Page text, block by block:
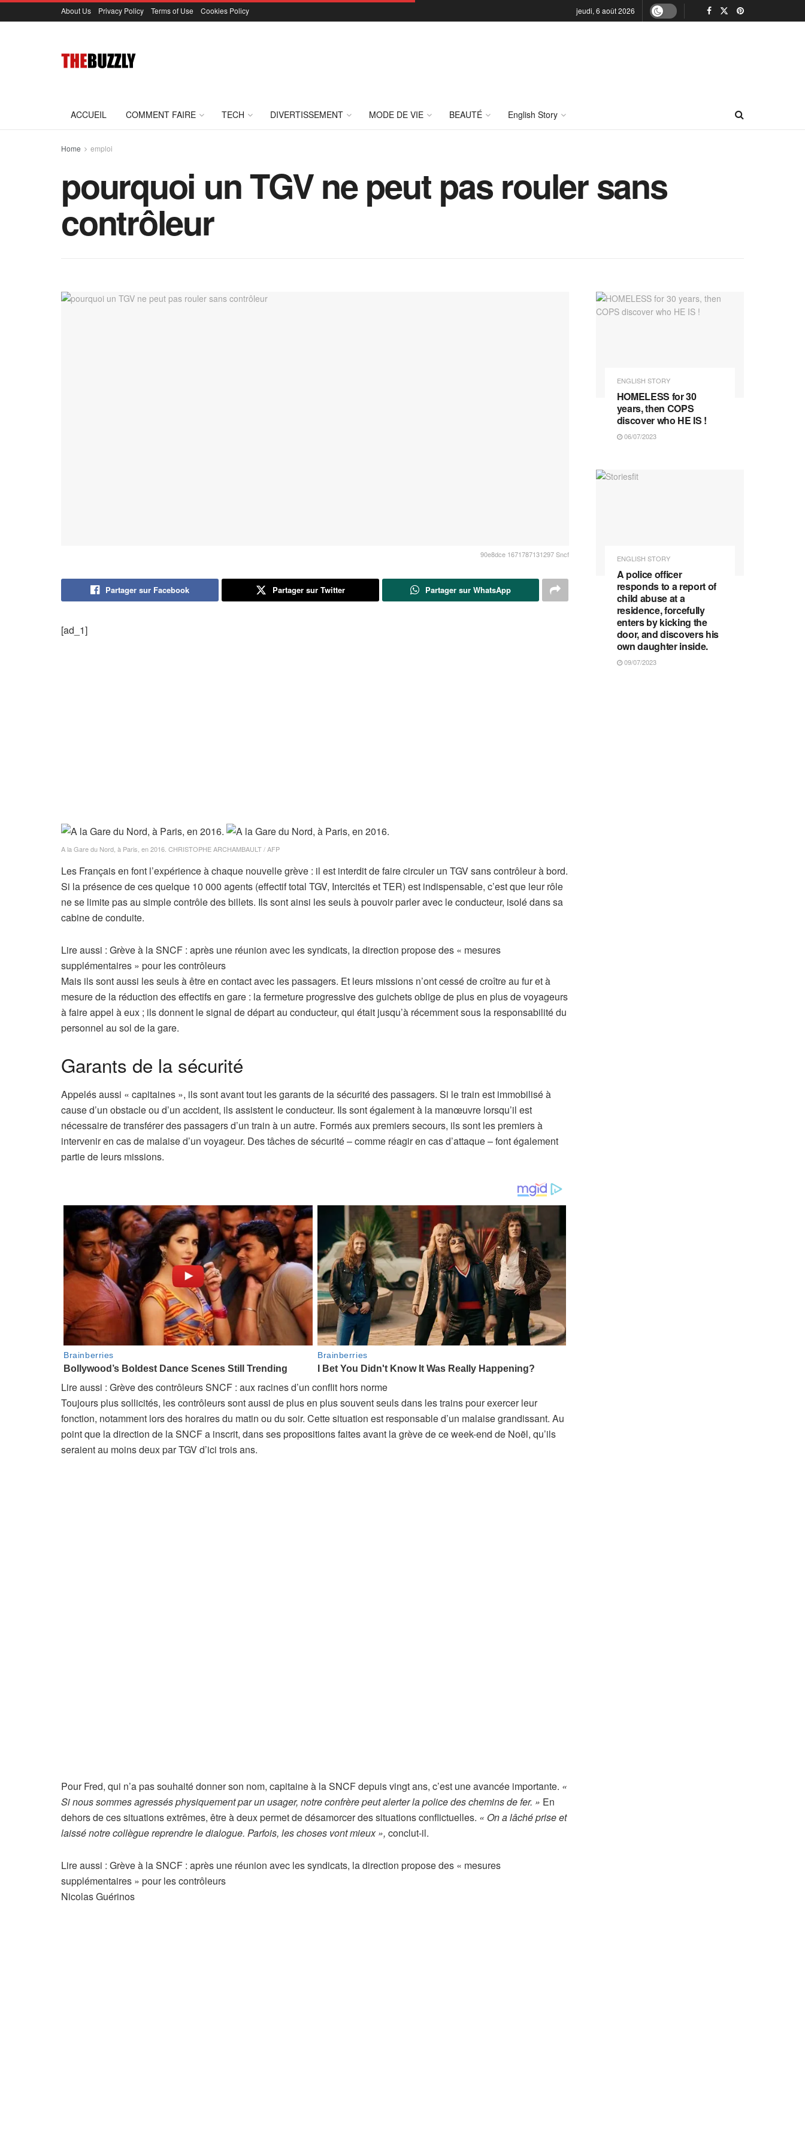
About Us Privacy Policy Terms of Use Cookies Policy jeudi, 6 août 2026
ACCUEIL COMMENT FAIRE TECH DIVERTISSEMENT MODE DE VIE BEAUTÉ English Story
Home emploi
pourquoi un TGV ne peut pas rouler sans
contrôleur
90e8dce 1671787131297 Sncf
Partager sur Facebook Partager sur Twitter Partager sur WhatsApp
[ad_1]
A la Gare du Nord, à Paris, en 2016. CHRISTOPHE ARCHAMBAULT / AFP
Les Français en font l’expérience à chaque nouvelle grève : il est interdit de faire circuler un TGV sans contrôleur à bord.
Si la présence de ces quelque 10 000 agents (effectif total TGV, Intercités et TER) est indispensable, c’est que leur rôle
ne se limite pas au simple contrôle des billets. Ils sont ainsi les seuls à pouvoir parler avec le conducteur, isolé dans sa
cabine de conduite.
Lire aussi : Grève à la SNCF : après une réunion avec les syndicats, la direction propose des « mesures
supplémentaires » pour les contrôleurs
Mais ils sont aussi les seuls à être en contact avec les passagers. Et leurs missions n’ont cessé de croître au fur et à
mesure de la réduction des effectifs en gare : la fermeture progressive des guichets oblige de plus en plus de voyageurs
à faire appel à eux ; ils donnent le signal de départ au conducteur, qui était jusqu’à récemment sous la responsabilité du
personnel au sol de la gare.
Garants de la sécurité
Appelés aussi « capitaines », ils sont avant tout les garants de la sécurité des passagers. Si le train est immobilisé à
cause d’un obstacle ou d’un accident, ils assistent le conducteur. Ils sont également à la manœuvre lorsqu’il est
nécessaire de transférer des passagers d’un train à un autre. Formés aux premiers secours, ils sont les premiers à
intervenir en cas de malaise d’un voyageur. Des tâches de sécurité – comme réagir en cas d’attaque – font également
partie de leurs missions.
Lire aussi : A
r
t
i
c
Grève des contrôleurs SNCF : aux racines d’un conflit hors norme
Toujours plus sollicités, les contrôleurs sont aussi de plus en plus souvent seuls dans les trains pour exercer leur
fonction, notamment lors des horaires du matin ou du soir. Cette situation est responsable d’un malaise grandissant. Au
point que la direction de la SNCF a inscrit, dans ses propositions faites avant la grève de ce week-end de Noël, qu’ils
seraient au moins deux par TGV d’ici trois ans.
Pour Fred, qui n’a pas souhaité donner son nom, capitaine à la SNCF depuis vingt ans, c’est une avancée importante. «
Si nous sommes agressés physiquement par un usager, notre confrère peut alerter la police des chemins de fer. » En
dehors de ces situations extrêmes, être à deux permet de désamorcer des situations conflictuelles. « On a lâché prise et
laissé notre collègue reprendre le dialogue. Parfois, les choses vont mieux », conclut-il.
Lire aussi : Grève à la SNCF : après une réunion avec les syndicats, la direction propose des « mesures
supplémentaires » pour les contrôleurs
Nicolas Guérinos
ENGLISH STORY
HOMELESS for 30
years, then COPS
discover who HE IS !
06/07/2023
ENGLISH STORY
A police officer
responds to a report of
child abuse at a
residence, forcefully
enters by kicking the
door, and discovers his
own daughter inside.
09/07/2023